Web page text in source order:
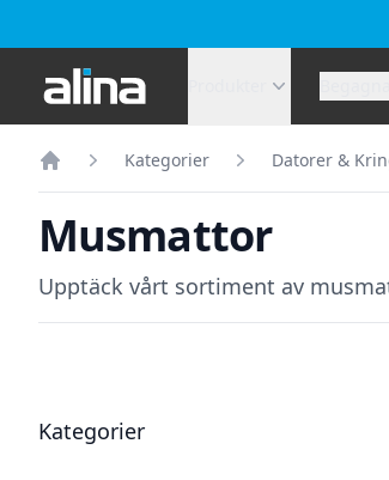
Alina.se
Hem
Kategorier Datorer &
Musmattor
Upptäck vårt sortiment av
Filter
Kategorier